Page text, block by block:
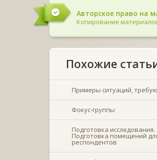
Авторское право на
Копирование
Похожие
Примеры ситуаций,
Фокус-группы
Подготовка
Подготовка помещений
респондентов